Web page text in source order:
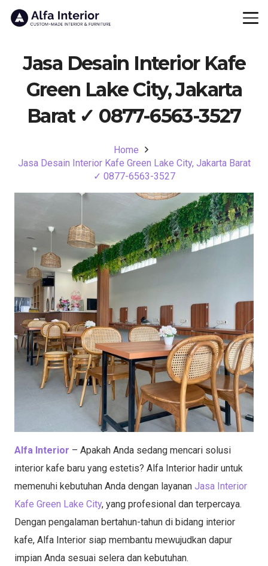
Jasa Desain Interior Kafe
Green Lake City, Jakarta
Barat ✓ 0877-6563-3527
Home
Jasa Desain Interior Kafe Green Lake City, Jakarta Barat
✓ 0877-6563-3527
Alfa Interior – Apakah Anda sedang mencari solusi
interior kafe baru yang estetis? Alfa Interior hadir untuk
memenuhi kebutuhan Anda dengan layanan Jasa Interior
Kafe Green Lake City, yang profesional dan terpercaya.
Dengan pengalaman bertahun-tahun di bidang interior
kafe, Alfa Interior siap membantu mewujudkan dapur
impian Anda sesuai selera dan kebutuhan.